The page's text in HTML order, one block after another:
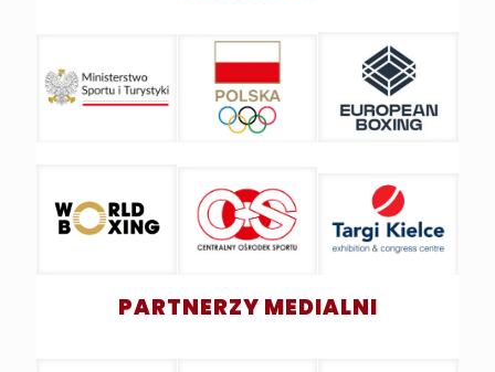
PARTNERZY MEDIALNI